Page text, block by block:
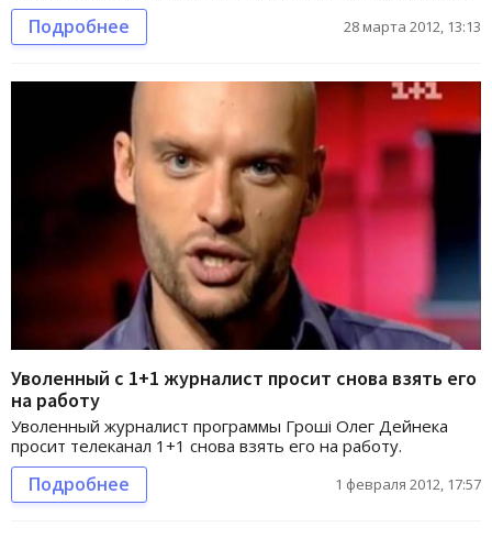
Подробнее 28 марта 2012, 13:13
Уволенный с 1+1 журналист просит снова взять его
на работу
Уволенный журналист программы Гроші Олег Дейнека
просит телеканал 1+1 снова взять его на работу.
Подробнее 1 февраля 2012, 17:57